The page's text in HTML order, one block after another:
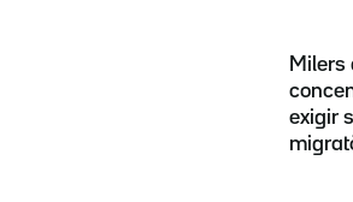
Milers
exigir